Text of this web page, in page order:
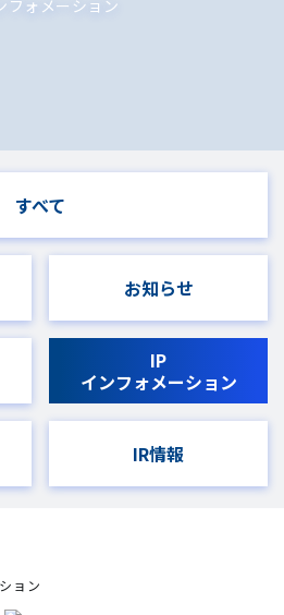
フォメーション
すべて
お知らせ
IP
インフォメーション
IR情報
ョン